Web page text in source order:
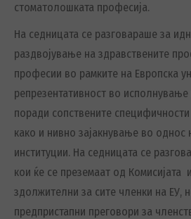
стоматолошката професија.
На седницата се разговараше за
раздвојување на здравствените
професии во рамките на Европска
репрезентативност во
поради сопствените
како и нивно зајакнување во однос
институции. На седницата се
кои ќе се преземаат од Комисијата
здолжителни за сите членки на ЕУ,
предпристапни преговори за